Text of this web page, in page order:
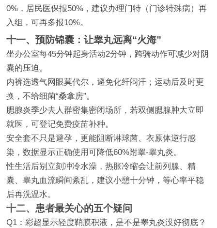
0%，居民医保报50%，建议办理门特（门诊特殊病）再
入组，可再多报10%。
十一、预防锦囊：让睾丸远离“火海”
坐办公室每45分钟起身活动2分钟，跨骑动作可减少对阴
囊的压迫。
内裤选透气网眼莫代尔，避免化纤闷汗；运动后及时更
换，不给细菌“桑拿房”。
腮腺炎季少去人群密集密闭场所，若双侧腮腺肿大立即
就医，可登记免费疫苗补种。
安全套不只是避孕，更能阻断淋球菌、衣原体逆行感
染，数据显示正确使用可降低60%附睾-睾丸炎。
性生活后别立刻冲冷水澡，热胀冷缩会让前列腺、精
囊、睾丸血流瞬间紊乱，建议小憩十分钟，等心率平稳
后再洗温水。
十二、患者最关心的五个疑问
Q1：彩超显示轻度鞘膜积液，是不是睾丸炎没好彻底？